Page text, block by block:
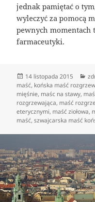
jednak pamiętać o
wyleczyć za pomocą
pewnych momentach
farmaceutyki.
Data
publikacji
14 listopada 2015
maść, końska maść
mięśnie, maśc na stawy,
rozgrzewająca, maść
eterycznymi, maść ziołowa,
maść,szwajcarska maść